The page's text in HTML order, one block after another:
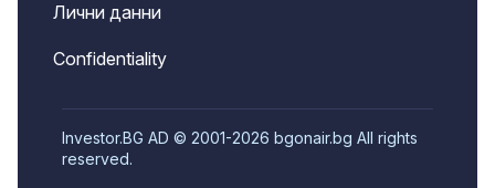
Лични данни
Confidentiality
Investor.BG AD © 2001-2026 bgonair.bg All rights
reserved.